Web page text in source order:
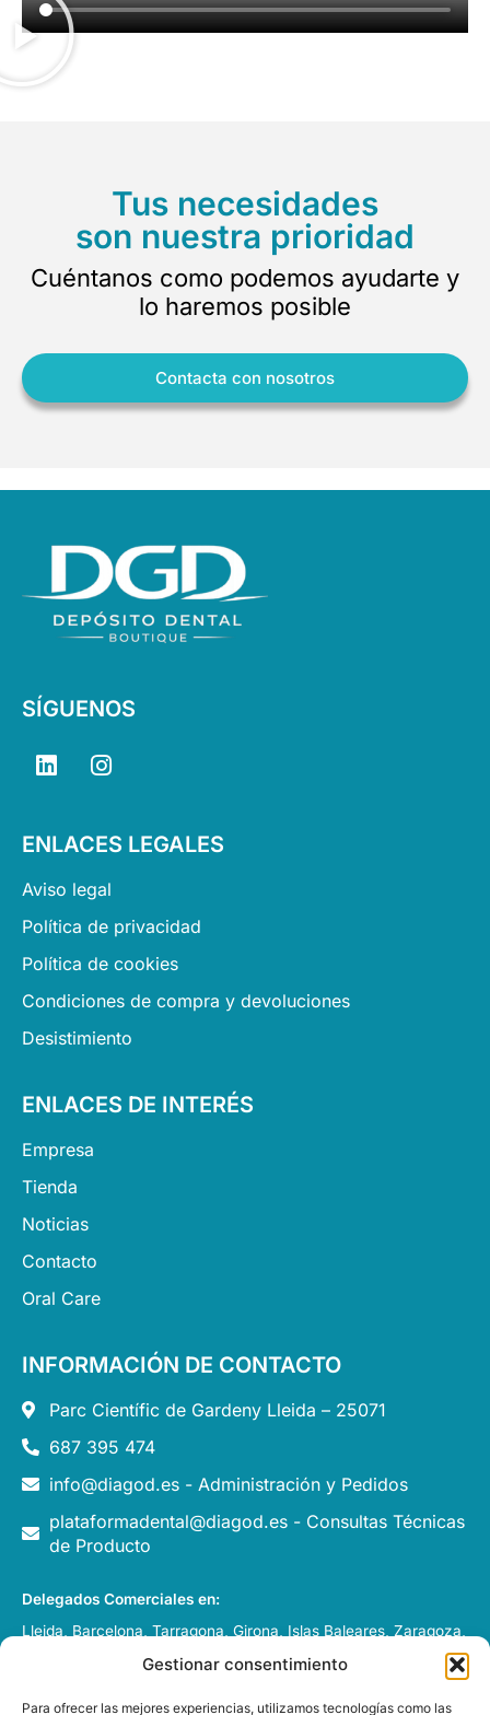
Gestionar consentimiento
Para ofrecer las mejores experiencias, utilizamos tecnologías como las
Tus necesidades
son nuestra prioridad
Cuéntanos como podemos ayudarte y
lo haremos posible
Contacta con nosotros
SÍGUENOS
L
i
e
i
n
I
n
a
r
a
m
ENLACES LEGALES
Aviso legal
Política de privacidad
Política de cookies
Condiciones de compra y devoluciones
Desistimiento
ENLACES DE INTERÉS
Empresa
Tienda
Noticias
Contacto
Oral Care
INFORMACIÓN DE CONTACTO
Parc Científic de Gardeny Lleida – 25071
687 395 474
info@diagod.es - Administración y Pedidos
plataformadental@diagod.es - Consultas Técnicas
de Producto
Delegados Comerciales en:
Lleida, Barcelona, Tarragona, Girona, Islas Baleares, Zaragoza,
Huesca, Pamplona y Andorra.
Italia, Francia y Portugal